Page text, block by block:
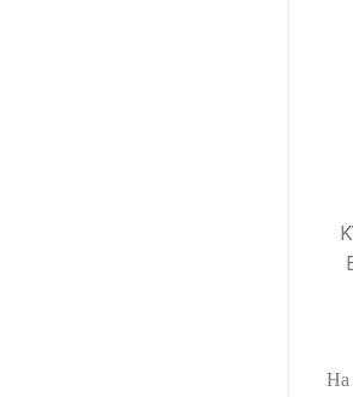
На